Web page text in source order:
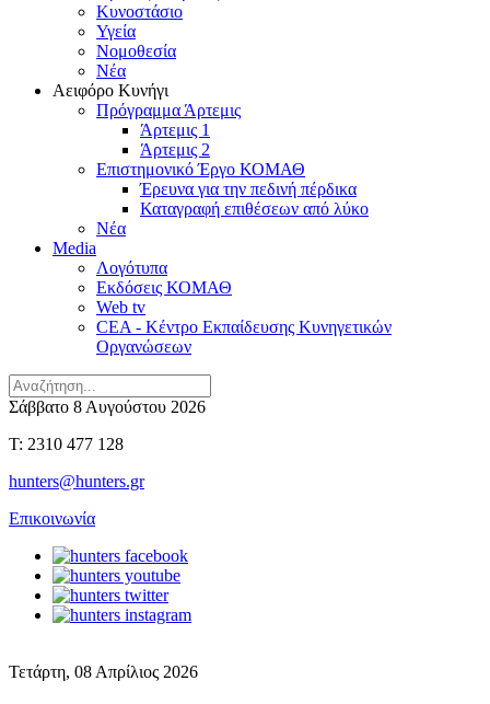
Κυνοστάσιο
Υγεία
Νομοθεσία
Νέα
Αειφόρο Κυνήγι
Πρόγραμμα Άρτεμις
Άρτεμις 1
Άρτεμις 2
Επιστημονικό Έργο ΚΟΜΑΘ
Έρευνα για την πεδινή πέρδικα
Καταγραφή επιθέσεων από λύκο
Νέα
Media
Λογότυπα
Εκδόσεις ΚΟΜΑΘ
Web tv
CEA - Κέντρο Εκπαίδευσης Κυνηγετικών
Οργανώσεων
Σάββατο 8 Αυγούστου 2026
T: 2310 477 128
hunters@hunters.gr
Επικοινωνία
Τετάρτη, 08 Απρίλιος 2026